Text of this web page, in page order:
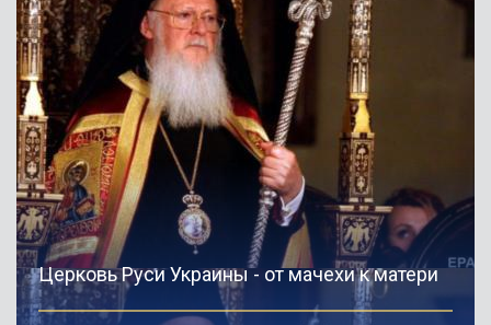
Церковь Руси Украины - от мачехи к матери